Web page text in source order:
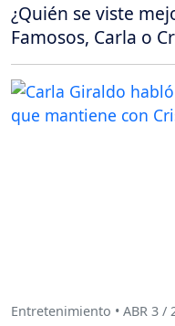
¿Quién se viste
Famosos, Carla o
Entretenimiento • ABR 3 /